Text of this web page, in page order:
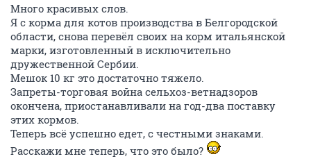
Много красивых слов.
Я с корма для котов производства в Белгородской
области, снова перевёл своих на корм итальянской
марки, изготовленный в исключительно
дружественной Сербии.
Мешок 10 кг это достаточно тяжело.
Запреты-торговая война сельхоз-ветнадзоров
окончена, приостанавливали на год-два поставку
этих кормов.
Теперь всё успешно едет, с честными знаками.
Расскажи мне теперь, что это было?